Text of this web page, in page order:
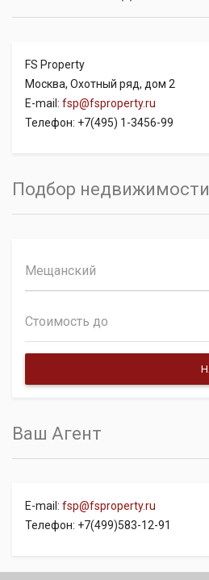
FS Property
Москва, Охотный ряд, дом 2
E-mail: fsp@fsproperty.ru
Телефон: +7(495) 1-3456-99
Подбор недвижимости
Мещанский
Ваш Агент
E-mail: fsp@fsproperty.ru
Телефон: +7(499)583-12-91